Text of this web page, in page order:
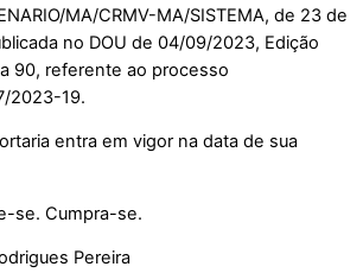
MA/CRMV-MA/SISTEMA, de 23 de
no DOU de 04/09/2023, Edição
90, referente ao processo
2023-19.
entra em vigor na data de sua
se. Cumpra-se.
Pereira